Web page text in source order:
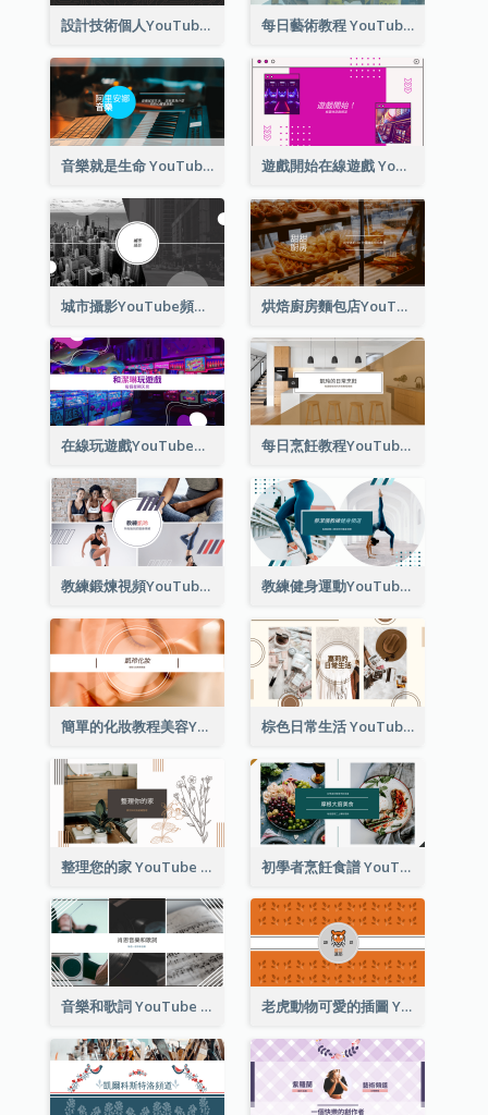
設計技術個人YouTube頻道圖片 每日藝術教程 YouTube 頻道圖片
音樂就是生命 YouTube 頻道圖片 遊戲開始在線遊戲 YouTube 頻道圖片
城市攝影YouTube頻道圖片 烘焙廚房麵包店YouTube頻道圖片
在線玩遊戲YouTube頻道圖片 每日烹飪教程YouTube頻道圖片
教練鍛煉視頻YouTube頻道圖片 教練健身運動YouTube頻道圖片
簡單的化妝教程美容YouTube頻道圖片 棕色日常生活 YouTube 頻道圖片
整理您的家 YouTube 頻道圖片 初學者烹飪食譜 YouTube 頻道圖片
音樂和歌詞 YouTube 頻道圖片 老虎動物可愛的插圖 YouTube 頻道圖片